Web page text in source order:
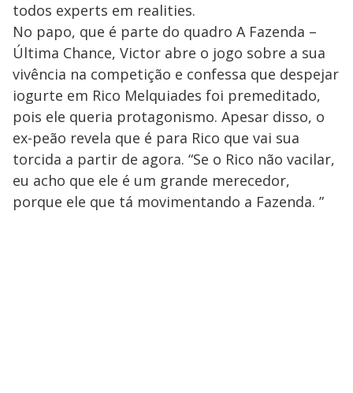
todos experts em realities.
No papo, que é parte do quadro A Fazenda –
Última Chance, Victor abre o jogo sobre a sua
vivência na competição e confessa que despejar
iogurte em Rico Melquiades foi premeditado,
pois ele queria protagonismo. Apesar disso, o
ex-peão revela que é para Rico que vai sua
torcida a partir de agora. “Se o Rico não vacilar,
eu acho que ele é um grande merecedor,
porque ele que tá movimentando a Fazenda. ”